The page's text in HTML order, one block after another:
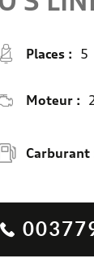
Places : 5
Moteur :
Carburant